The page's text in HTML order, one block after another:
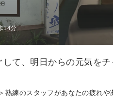
14分
て、明日からの元気をチ
熟練のスタッフがあなたの疲れ